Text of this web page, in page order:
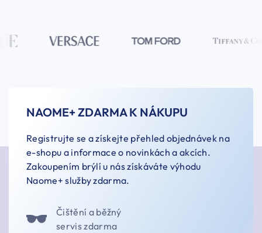
NAOME+ ZDARMA K NÁKUPU
Registrujte se a získejte přehled objednávek na
e-shopu a informace o novinkách a akcích.
Zakoupením brýlí u nás získáváte výhodu
Naome+ služby zdarma.
Čištění a běžný
servis zdarma